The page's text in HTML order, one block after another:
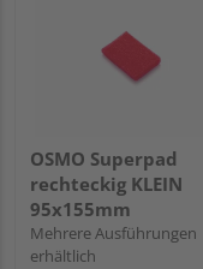
OSMO Superpad
rechteckig KLEIN
95x155mm
Mehrere Ausführungen
erhältlich